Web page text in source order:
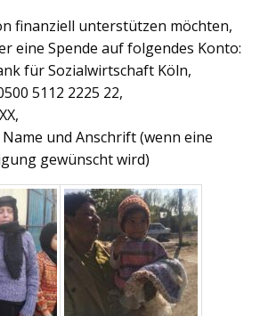
finanziell unterstützen möchten,
eine Spende auf folgendes Konto:
für Sozialwirtschaft Köln,
5112 2225 22,
und Anschrift (wenn eine
gewünscht wird)